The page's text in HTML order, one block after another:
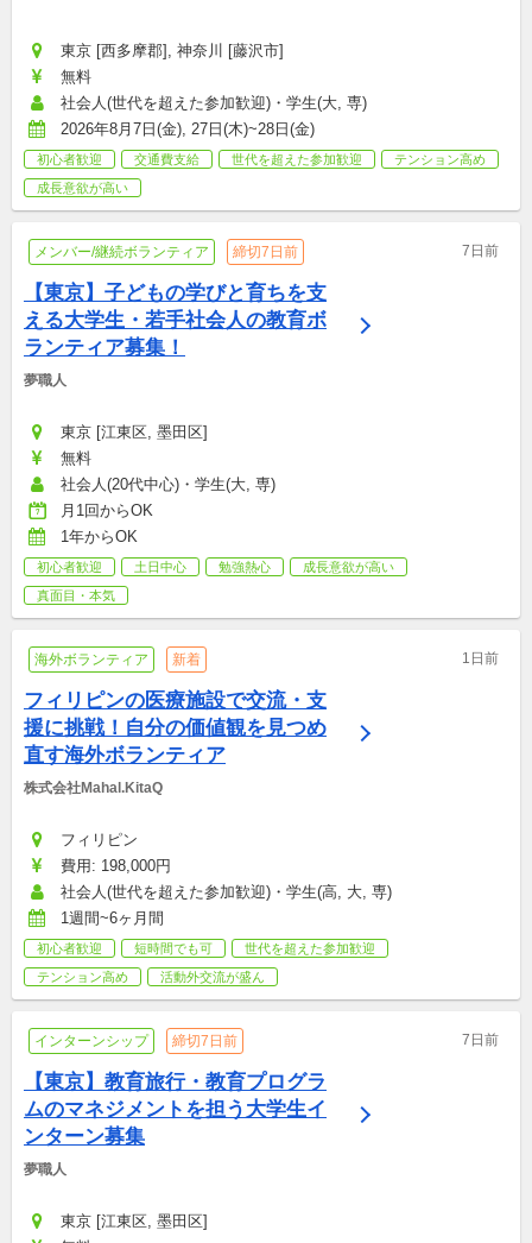
東京 [西多摩郡], 神奈川 [藤沢市]
無料
社会人(世代を超えた参加歓迎)・学生(大, 専)
2026年8月7日(金), 27日(木)~28日(金)
初心者歓迎 交通費支給 世代を超えた参加歓迎
テンション高め
成長意欲が高い
メンバー/継続ボランティア 締切7日前 7日前
【東京】子どもの学びと育ちを支
える大学生・若手社会人の教育ボ
ランティア募集！
夢職人
東京 [江東区, 墨田区]
無料
社会人(20代中心)・学生(大, 専)
月1回からOK
1年からOK
初心者歓迎 土日中心 勉強熱心
成長意欲が高い
真面目・本気
海外ボランティア 新着 1日前
フィリピンの医療施設で交流・支
援に挑戦！自分の価値観を見つめ
直す海外ボランティア
株式会社Mahal.KitaQ
フィリピン
費用: 198,000円
社会人(世代を超えた参加歓迎)・学生(高, 大, 専)
1週間~6ヶ月間
初心者歓迎 短時間でも可
世代を超えた参加歓迎
テンション高め
活動外交流が盛ん
インターンシップ 締切7日前 7日前
【東京】教育旅行・教育プログラ
ムのマネジメントを担う大学生イ
ンターン募集
夢職人
東京 [江東区, 墨田区]